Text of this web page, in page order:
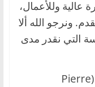
عالية وللأعمال،
ونرجو الله ألا
التي نقدر مدى
أما الباحث بيير فيرموران ( (Pierre